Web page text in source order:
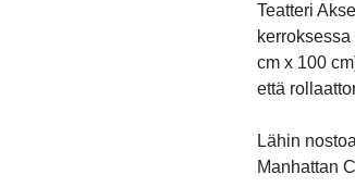
Teatteri
cm x 100
että
Lähin
Manhattan